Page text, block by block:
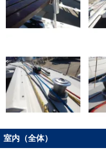
室内（全体）